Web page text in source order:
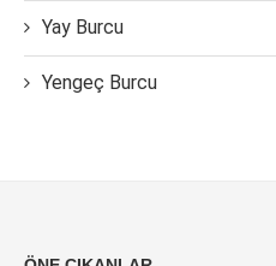
Yay Burcu
Yengeç Burcu